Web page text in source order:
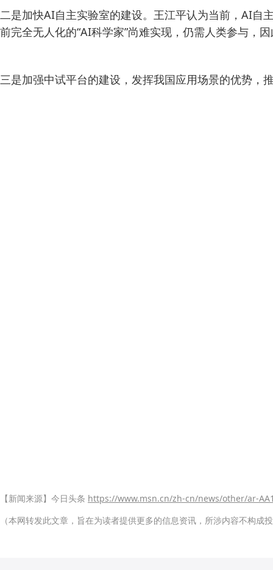
二是加快AI自主实验室的建设。王江平认为当前，AI自
前完全无人化的“AI科学家”尚难实现，仍需人类参与，
三是加强中试平台的建设，发挥我国应用场景的优势，
【新闻来源】今日头条 https://www.msn.cn/zh-cn/news/other/ar-
（本网转发此文章，旨在为读者提供更多的信息资讯，所涉内容不构